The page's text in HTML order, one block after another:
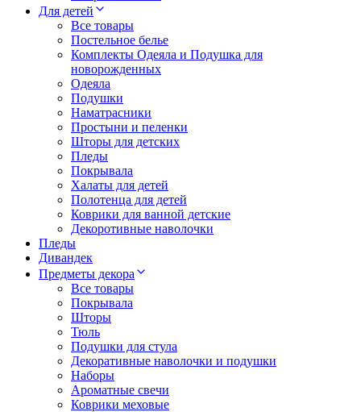
Для детей
Все товары
Постельное белье
Комплекты Одеяла и Подушка для
новорожденных
Одеяла
Подушки
Наматрасники
Простыни и пеленки
Шторы для детских
Пледы
Покрывала
Халаты для детей
Полотенца для детей
Коврики для ванной детские
Декоротивные наволочки
Пледы
Дивандек
Предметы декора
Все товары
Покрывала
Шторы
Тюль
Подушки для стула
Декоративные наволочки и подушки
Наборы
Ароматные свечи
Коврики меховые